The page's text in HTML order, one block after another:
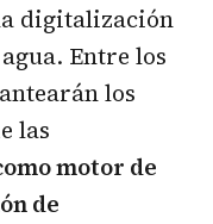
digitalización
Entre los
los
las
motor de
de